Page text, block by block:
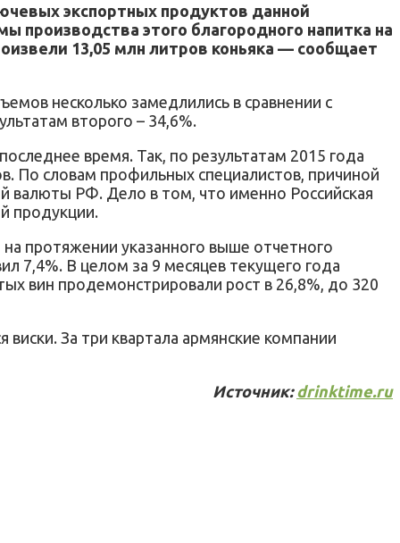
экспортных продуктов данной
производства этого благородного напитка на
13,05 млн литров коньяка — сообщает
несколько замедлились в сравнении с
второго – 34,6%.
время. Так, по результатам 2015 года
По словам профильных специалистов, причиной
валюты РФ. Дело в том, что именно Российская
продукции.
протяжении указанного выше отчетного
7,4%. В целом за 9 месяцев текущего года
вин продемонстрировали рост в 26,8%, до 320
За три квартала армянские компании
Источник:drinktime.ru